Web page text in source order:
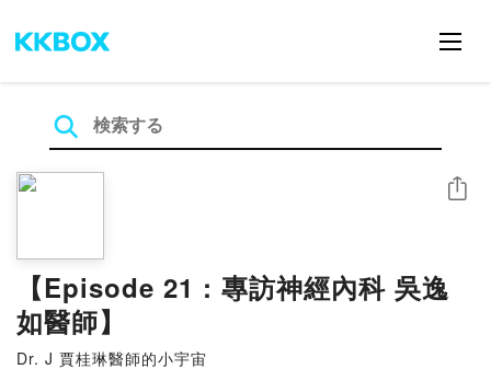
【Episode 21 : 專訪神經內科 吳逸
如醫師】
Dr. J 賈桂琳醫師的小宇宙
シェア